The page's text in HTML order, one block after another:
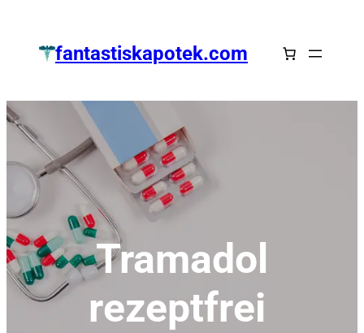
springenfantastiskapotek.com
Tramadol
rezeptfrei